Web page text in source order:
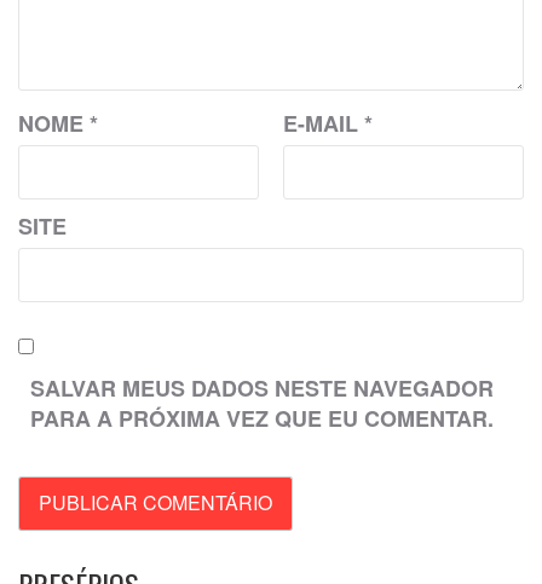
NOME* E-MAIL*
SITE
SALVAR MEUS DADOS NESTE NAVEGADOR
PARA A PRÓXIMA VEZ QUE EU COMENTAR.